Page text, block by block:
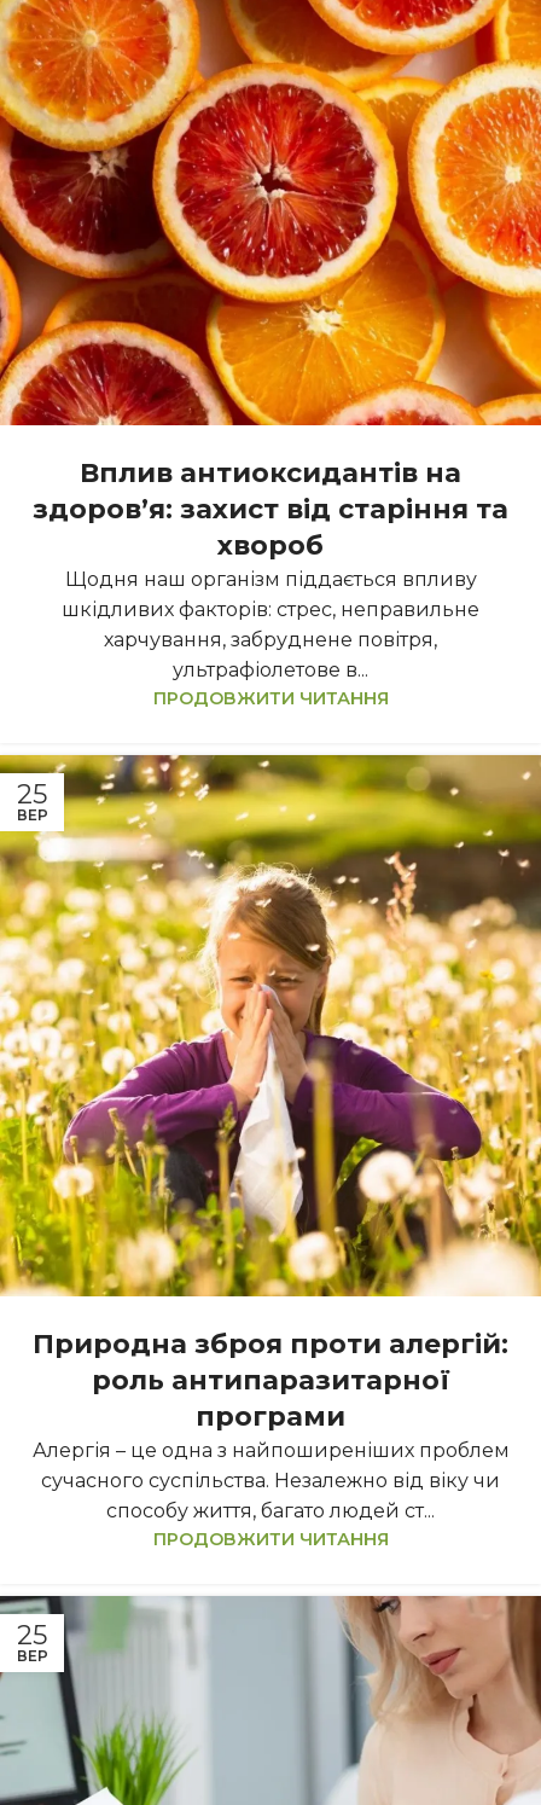
Вплив антиоксидантів на
здоров’я: захист від старіння та
хвороб
Щодня наш організм піддається впливу
шкідливих факторів: стрес, неправильне
харчування, забруднене повітря,
ультрафіолетове в...
ПРОДОВЖИТИ ЧИТАННЯ
25
ВЕР
Природна зброя проти алергій:
роль антипаразитарної
програми
Алергія – це одна з найпоширеніших проблем
сучасного суспільства. Незалежно від віку чи
способу життя, багато людей ст...
ПРОДОВЖИТИ ЧИТАННЯ
25
ВЕР